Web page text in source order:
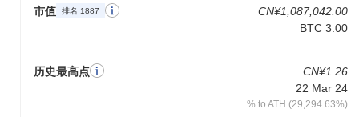
市值 排名 1887
CN¥1,087,042.00
BTC 3.00
历史最高点
CN¥1.26
22 Mar 24
% to ATH (29,294.63%)
Affyn仍然活跃或相关吗？
Affyn通过其最近的更新和持续的社区参与保持活跃。在2023年9
月，该项目宣布与一个游戏平台建立新的合作关系，旨在提升用户
体验并扩展其生态系统。开发工作目前专注于完善其增强现实功能
和增强用户在其元宇宙环境中的互动。 Affyn的治理模型也在积极
运作，社区正在讨论和投票提案，表明对去中心化决策的承诺。该